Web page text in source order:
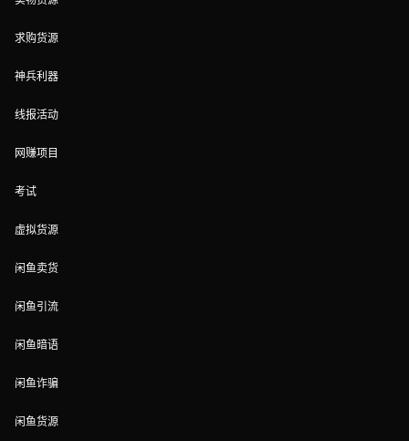
求购货源
神兵利器
线报活动
网赚项目
考试
虚拟货源
闲鱼卖货
闲鱼引流
闲鱼暗语
闲鱼诈骗
闲鱼货源